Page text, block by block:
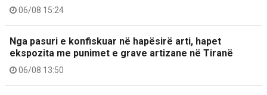
06/08 15:24
Nga pasuri e konfiskuar në hapësirë arti, hapet
ekspozita me punimet e grave artizane në Tiranë
06/08 13:50